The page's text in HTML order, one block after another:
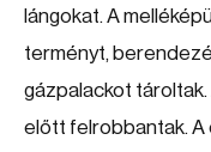
lángokat. A
terményt,
gázpalackot
előtt felrobbantak. A